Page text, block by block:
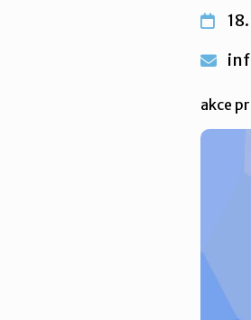
akce